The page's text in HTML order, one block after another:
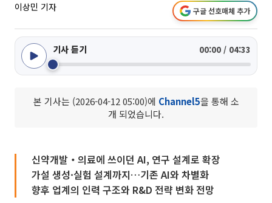
이상민 기자 구글 선호매체 추가
기사 듣기 00:00 / 04:33
본 기사는 (2026-04-12 05:00)에 Channel5을 통해 소
개 되었습니다.
신약개발‧의료에 쓰이던 AI, 연구 설계로 확장
가설 생성·실험 설계까지…기존 AI와 차별화
향후 업계의 인력 구조와 R&D 전략 변화 전망